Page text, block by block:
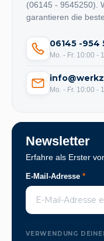
(06145 - 9545250).
garantieren die
06145 -954
Mo. - Fr. 10:00 -
Mo. - Fr. 10:00 -
Newsletter
Erfahre als Erster
E-Mail-Adresse *
VERWENDUNG